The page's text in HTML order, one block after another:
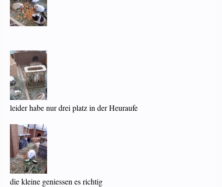
leider habe nur drei platz in der Heuraufe
die kleine geniessen es richtig